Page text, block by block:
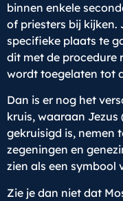
binnen enkele
of priesters bij kijken.
specifieke plaats te
dit met de procedure
wordt toegelaten tot
Dan is er nog het
kruis, waaraan Jezus
gekruisigd is, nemen
zegeningen en
zien als een symbool
Zie je dan niet dat